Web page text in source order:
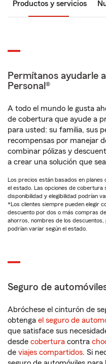
Productos y servicios
Permítanos ayudarle
Personal®
A todo el mundo le gusta
de cobertura que ayude a
para usted: su familia, sus
recompensas por manejar
combinar pólizas y
a crear una solución que
Los precios están basados en
el estado. Las opciones de cobertura
disponibilidad y elegibilidad podrían
*Los clientes siempre pueden elegir
descuento por dos o más compras
ahorros, nombres de los descuentos,
podrían variar según el estado.
Seguro de
Abróchese el cinturón de
obtenga el seguro de
que satisface sus
desde cobertura contra
de viajes compartidos. Si